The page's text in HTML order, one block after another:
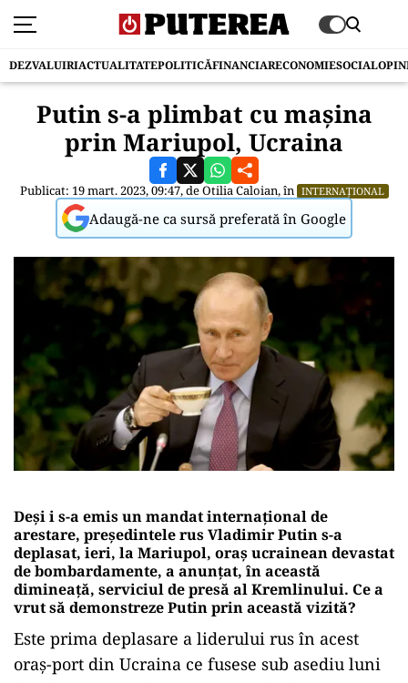
DEZVALUIRIACTUALITATEPOLITICĂFINANCIARECONOMIESOCIAL
Putin s-a plimbat cu mașina
prin Mariupol, Ucraina
Publicat: 19 mart. 2023, 09:47, deOtilia Caloian, în INTERNAȚIONAL
Adaugă-ne ca sursă preferată în Google
Deși i s-a emis un mandat internațional de
arestare, preşedintele rus Vladimir Putin s-a
deplasat, ieri, la Mariupol, oraş ucrainean devastat
de bombardamente, a anunţat, în această
dimineață, serviciul de presă al Kremlinului. Ce a
vrut să demonstreze Putin prin această vizită?
Este prima deplasare a liderului rus în acest
oraş-port din Ucraina ce fusese sub asediu luni